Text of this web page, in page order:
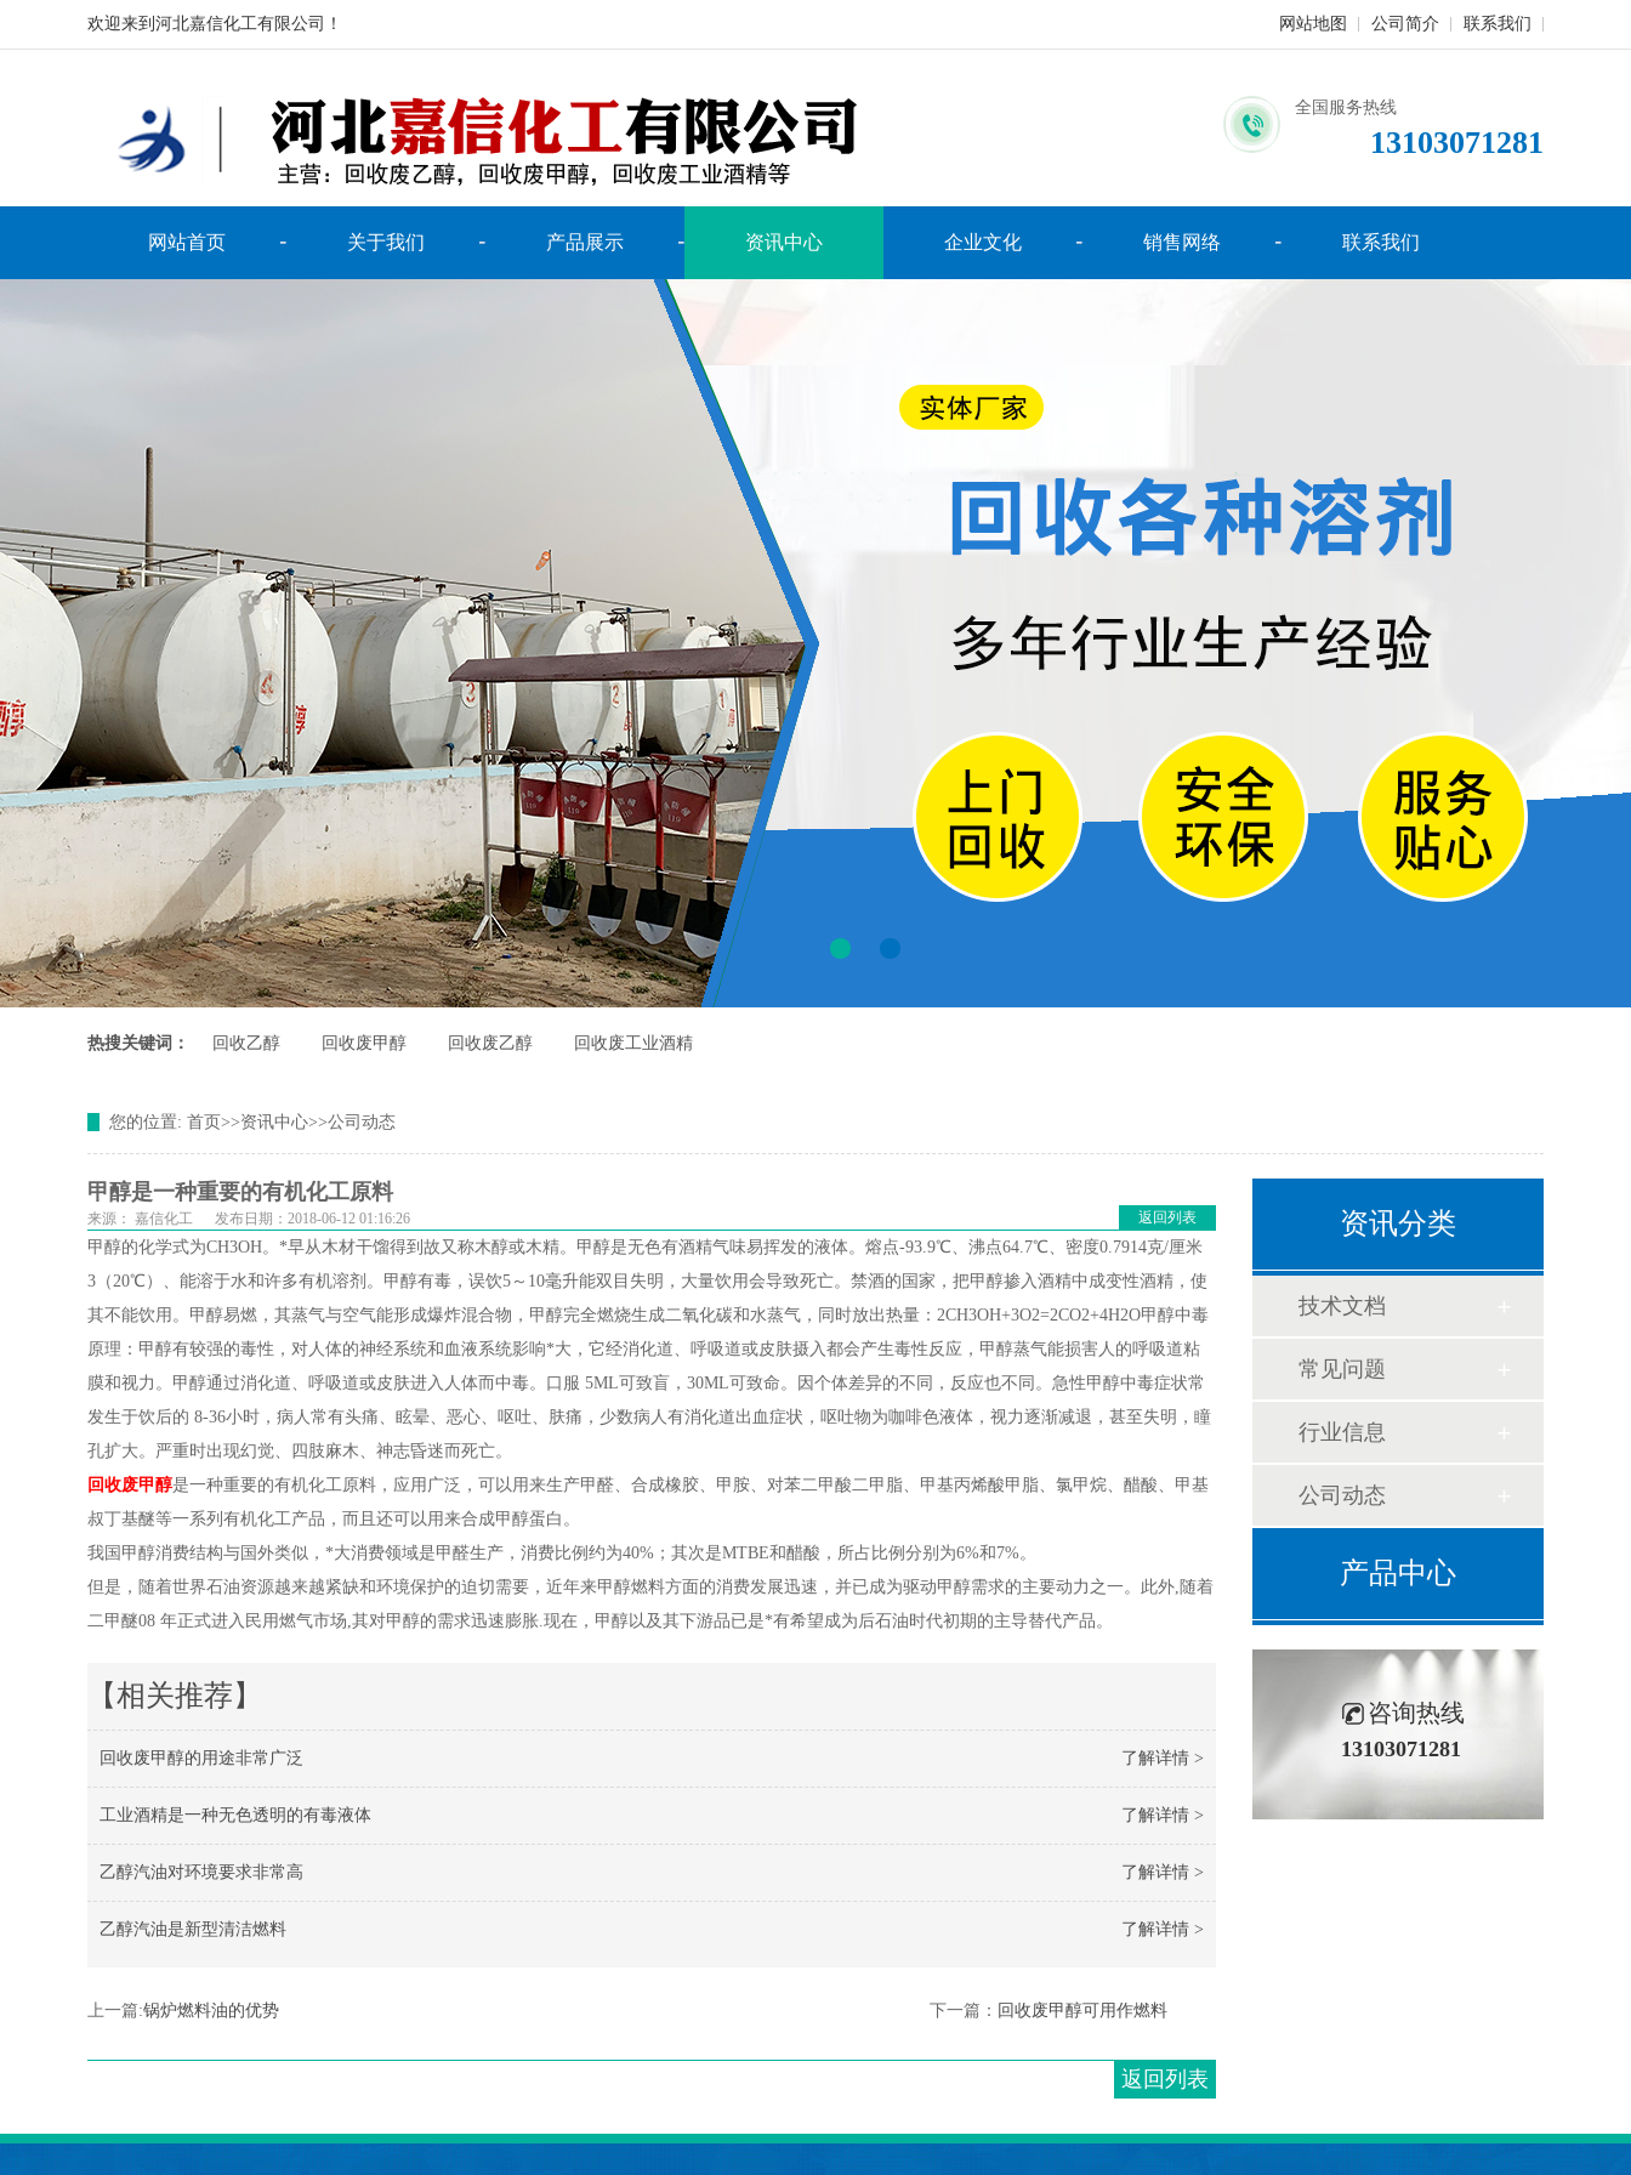
欢迎来到河北嘉信化工有限公司！ 网站地图 公司简介 联系我们
全国服务热线
13103071281
网站首页 关于我们 产品展示 资讯中心 企业文化 销售网络 联系我们
热搜关键词： 回收乙醇 回收废甲醇 回收废乙醇 回收废工业酒精
您的位置: 首页 >>资讯中心>>公司动态
甲醇是一种重要的有机化工原料
返回列表
来源： 嘉信化工 发布日期：2018-06-12 01:16:26
甲醇的化学式为CH3OH。*早从木材干馏得到故又称木醇或木精。甲醇是无色有酒精气味易挥发的液体。熔点-93.9℃、沸点64.7℃、密度0.7914克/厘米
3（20℃）、能溶于水和许多有机溶剂。甲醇有毒，误饮5～10毫升能双目失明，大量饮用会导致死亡。禁酒的国家，把甲醇掺入酒精中成变性酒精，使
其不能饮用。甲醇易燃，其蒸气与空气能形成爆炸混合物，甲醇完全燃烧生成二氧化碳和水蒸气，同时放出热量：2CH3OH+3O2=2CO2+4H2O甲醇中毒
原理：甲醇有较强的毒性，对人体的神经系统和血液系统影响*大，它经消化道、呼吸道或皮肤摄入都会产生毒性反应，甲醇蒸气能损害人的呼吸道粘
膜和视力。甲醇通过消化道、呼吸道或皮肤进入人体而中毒。口服 5ML可致盲，30ML可致命。因个体差异的不同，反应也不同。急性甲醇中毒症状常
发生于饮后的 8-36小时，病人常有头痛、眩晕、恶心、呕吐、肤痛，少数病人有消化道出血症状，呕吐物为咖啡色液体，视力逐渐减退，甚至失明，瞳
孔扩大。严重时出现幻觉、四肢麻木、神志昏迷而死亡。
回收废甲醇是一种重要的有机化工原料，应用广泛，可以用来生产甲醛、合成橡胶、甲胺、对苯二甲酸二甲脂、甲基丙烯酸甲脂、氯甲烷、醋酸、甲基
叔丁基醚等一系列有机化工产品，而且还可以用来合成甲醇蛋白。
我国甲醇消费结构与国外类似，*大消费领域是甲醛生产，消费比例约为40%；其次是MTBE和醋酸，所占比例分别为6%和7%。
但是，随着世界石油资源越来越紧缺和环境保护的迫切需要，近年来甲醇燃料方面的消费发展迅速，并已成为驱动甲醇需求的主要动力之一。此外,随着
二甲醚08 年正式进入民用燃气市场,其对甲醇的需求迅速膨胀.现在，甲醇以及其下游品已是*有希望成为后石油时代初期的主导替代产品。
【相关推荐】
了解详情 >
回收废甲醇的用途非常广泛
了解详情 >
工业酒精是一种无色透明的有毒液体
了解详情 >
乙醇汽油对环境要求非常高
了解详情 >
乙醇汽油是新型清洁燃料
上一篇:锅炉燃料油的优势 下一篇： 回收废甲醇可用作燃料
返回列表
资讯分类
技术文档
常见问题
行业信息
公司动态
产品中心
咨询热线
13103071281